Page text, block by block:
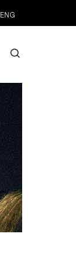
ENG
search